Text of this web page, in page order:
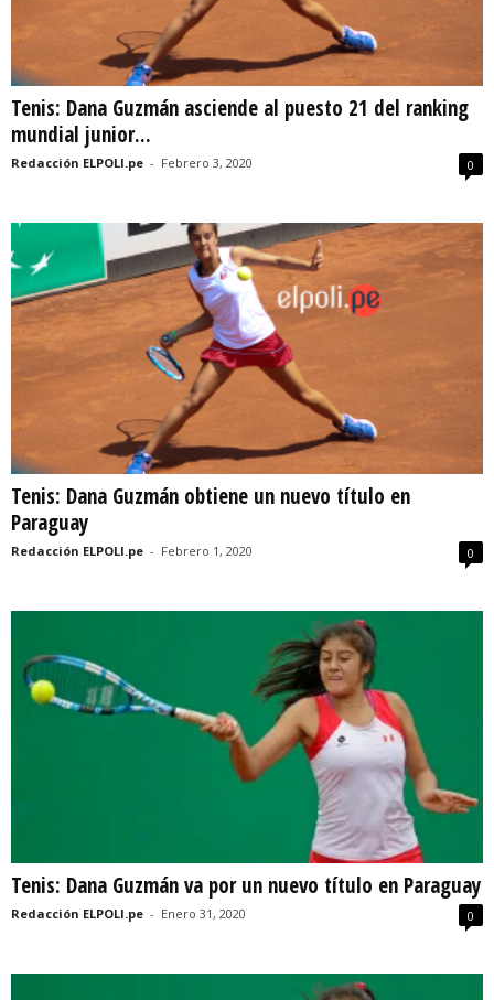
Tenis: Dana Guzmán asciende al puesto 21 del ranking
mundial junior...
Redacción ELPOLI.pe - Febrero 3, 2020 0
Tenis: Dana Guzmán obtiene un nuevo título en
Paraguay
Redacción ELPOLI.pe - Febrero 1, 2020 0
Tenis: Dana Guzmán va por un nuevo título en Paraguay
Redacción ELPOLI.pe - Enero 31, 2020 0